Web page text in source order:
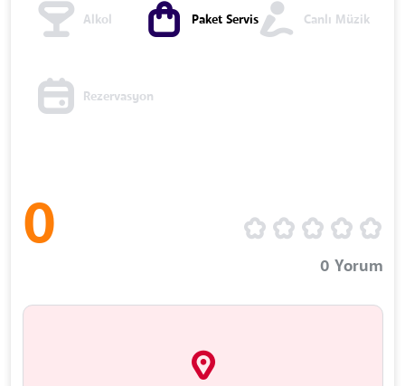
Alkol Paket Servis Canlı Müzik
Rezervasyon
0
0 Yorum